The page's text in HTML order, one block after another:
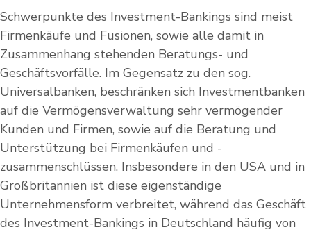
Schwerpunkte des Investment-Bankings sind meist
Firmenkäufe und Fusionen, sowie alle damit in
Zusammenhang stehenden Beratungs- und
Geschäftsvorfälle. Im Gegensatz zu den sog.
Universalbanken, beschränken sich Investmentbanken
auf die Vermögensverwaltung sehr vermögender
Kunden und Firmen, sowie auf die Beratung und
Unterstützung bei Firmenkäufen und -
zusammenschlüssen. Insbesondere in den USA und in
Großbritannien ist diese eigenständige
Unternehmensform verbreitet, während das Geschäft
des Investment-Bankings in Deutschland häufig von